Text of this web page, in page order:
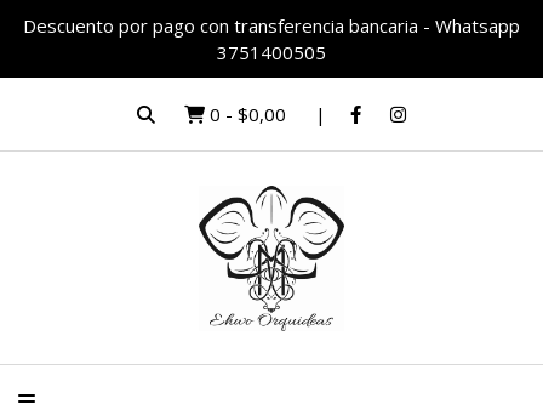
Descuento por pago con transferencia bancaria - Whatsapp
3751400505
0 - $0,00